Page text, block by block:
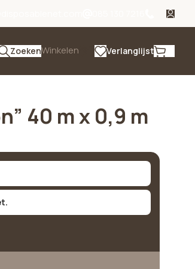
ZoekenWinkelen Verlanglijst
40 m x 0,9 m